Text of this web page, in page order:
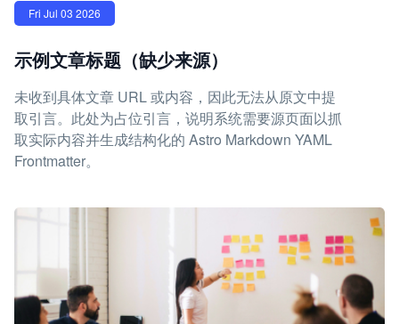
Fri Jul 03 2026
示例文章标题（缺少来源）
未收到具体文章 URL 或内容，因此无法从原文中提
取引言。此处为占位引言，说明系统需要源页面以抓
取实际内容并生成结构化的 Astro Markdown YAML
Frontmatter。